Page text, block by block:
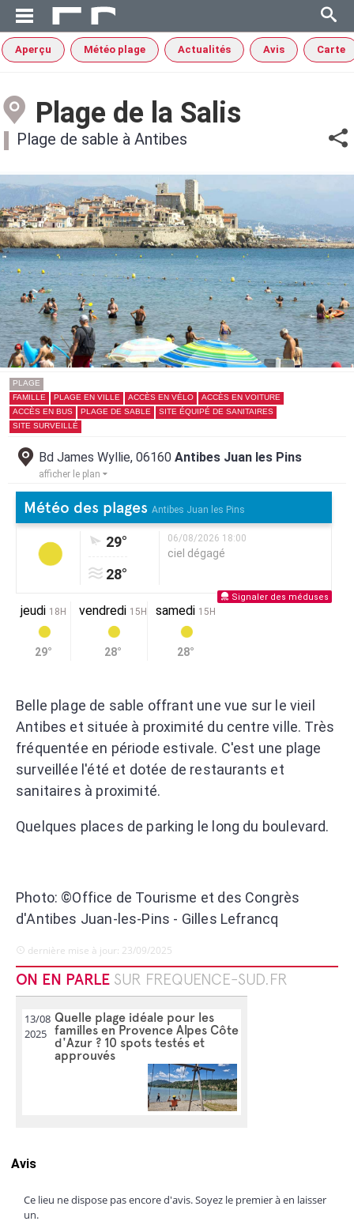
Aperçu Météo plage Actualités Avis Carte
Plage de la Salis
Plage de sable à Antibes
PLAGE
FAMILLE
PLAGE EN VILLE ACCÈS EN VÉLO
ACCÈS EN VOITURE
ACCÈS EN BUS
PLAGE DE SABLE
SITE ÉQUIPÉ DE SANITAIRES
SITE SURVEILLÉ
Bd James Wyllie, 06160 Antibes Juan les Pins
afficher le plan
Météo des plages Antibes Juan les Pins
29°
28°
06/08/2026 18:00
ciel dégagé
Signaler des méduses
jeudi 18H
29°
vendredi 15H
28°
samedi 15H
28°
Belle plage de sable offrant une vue sur le vieil
Antibes et située à proximité du centre ville. Très
fréquentée en période estivale. C'est une plage
surveillée l'été et dotée de restaurants et
sanitaires à proximité.
Quelques places de parking le long du boulevard.
Photo: ©Office de Tourisme et des Congrès
d'Antibes Juan-les-Pins - Gilles Lefrancq
dernière mise à jour: 23/09/2025
ON EN PARLE SUR FREQUENCE-SUD.FR
13/08
2025
Quelle plage idéale pour les
familles en Provence Alpes Côte
d'Azur ? 10 spots testés et
approuvés
Avis
Ce lieu ne dispose pas encore d'avis. Soyez le premier à en laisser
un.